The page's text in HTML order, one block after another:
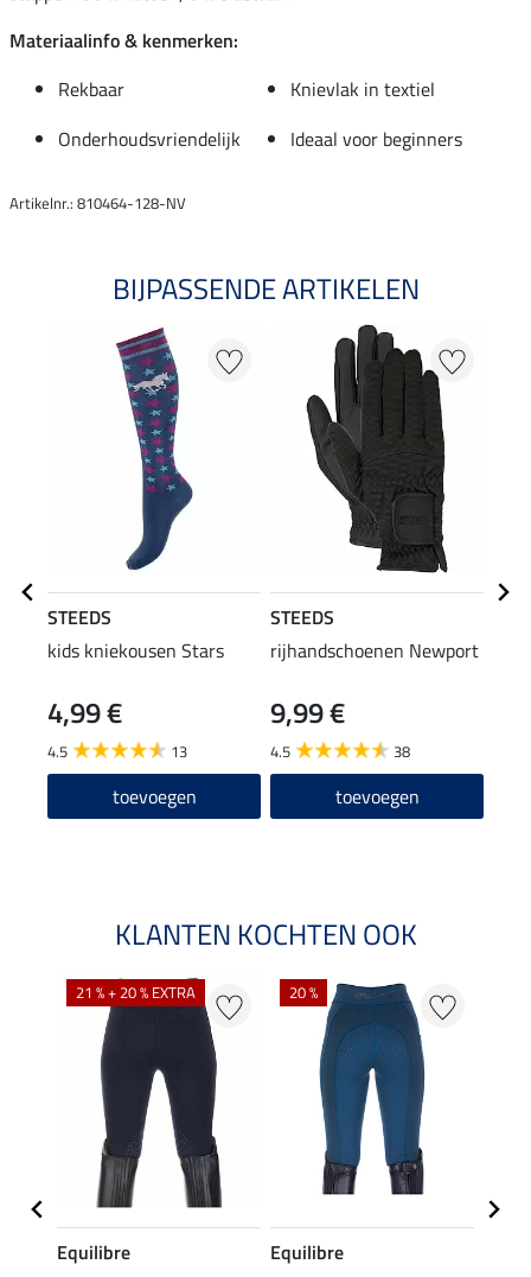
Materiaalinfo & kenmerken:
Rekbaar
Knievlak in textiel
Onderhoudsvriendelijk
Ideaal voor beginners
Artikelnr.: 810464-128-NV
BIJPASSENDE ARTIKELEN
STEEDS
kids kniekousen Stars
4,99 €
4.5 13
toevoegen
STEEDS
rijhandschoenen Newport
9,99 €
4.5 38
toevoegen
KLANTEN KOCHTEN OOK
21 % + 20 % EXTRA
Equilibre
20 %
Equilibre